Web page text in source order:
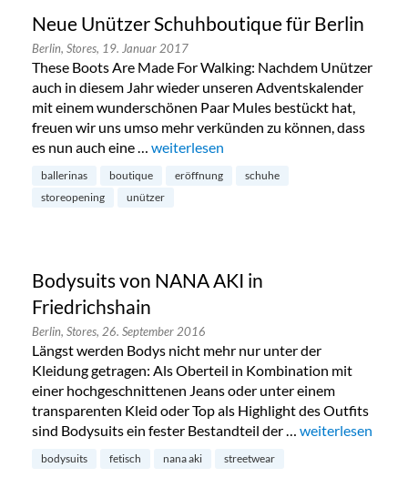
Neue Unützer Schuhboutique für Berlin
Berlin, Stores, 19. Januar 2017
These Boots Are Made For Walking: Nachdem Unützer
auch in diesem Jahr wieder unseren Adventskalender
mit einem wunderschönen Paar Mules bestückt hat,
freuen wir uns umso mehr verkünden zu können, dass
es nun auch eine … „Neue Unützer Schuhboutique für Berlin“
weiterlesen
ballerinas boutique eröffnung
schuhe
storeopening
unützer
Bodysuits von NANA AKI in
Friedrichshain
Berlin, Stores, 26. September 2016
Längst werden Bodys nicht mehr nur unter der
Kleidung getragen: Als Oberteil in Kombination mit
einer hochgeschnittenen Jeans oder unter einem
transparenten Kleid oder Top als Highlight des Outfits
sind Bodysuits ein fester Bestandteil der … „Bodysuits von
weiterlesen
bodysuits fetisch nana aki streetwear